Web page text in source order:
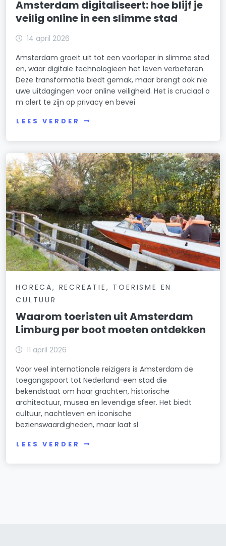
Amsterdam digitaliseert: hoe blijf je
veilig online in een slimme stad
14 april 2026
Amsterdam groeit uit tot een voorloper in slimme sted
en, waar digitale technologieën het leven verbeteren.
Deze transformatie biedt gemak, maar brengt ook nie
uwe uitdagingen voor online veiligheid. Het is cruciaal o
m alert te zijn op privacy en bevei
LEES VERDER
HORECA, RECREATIE, TOERISME EN
CULTUUR
Waarom toeristen uit Amsterdam
Limburg per boot moeten ontdekken
11 april 2026
Voor veel internationale reizigers is Amsterdam de
toegangspoort tot Nederland-een stad die
bekendstaat om haar grachten, historische
architectuur, musea en levendige sfeer. Het biedt
cultuur, nachtleven en iconische
bezienswaardigheden, maar laat sl
LEES VERDER